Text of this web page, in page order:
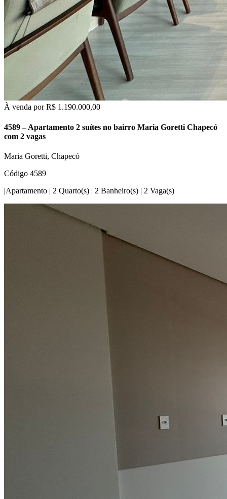
À venda porR$ 1.190.000,00
4589 – Apartamento 2 suítes no bairro Maria Goretti Chapecó
com 2 vagas
Maria Goretti, Chapecó
Código 4589
|Apartamento | 2 Quarto(s) | 2 Banheiro(s) | 2 Vaga(s)